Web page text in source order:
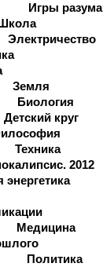
Игры разума
Электричество
Земля
Биология
Детский круг
Техника
2012
энергетика
Медицина
Политика